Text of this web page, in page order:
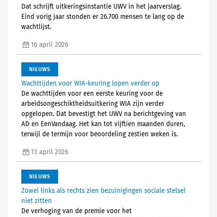
Dat schrijft uitkeringsinstantie UWV in het jaarverslag.
Eind vorig jaar stonden er 26.700 mensen te lang op de
wachtlijst.
16 april 2026
NIEUWS
Wachttijden voor WIA-keuring lopen verder op
De wachttijden voor een eerste keuring voor de
arbeidsongeschiktheidsuitkering WIA zijn verder
opgelopen. Dat bevestigt het UWV na berichtgeving van
AD en EenVandaag. Het kan tot vijftien maanden duren,
terwijl de termijn voor beoordeling zestien weken is.
13 april 2026
NIEUWS
Zowel links als rechts zien bezuinigingen sociale stelsel
niet zitten
De verhoging van de premie voor het